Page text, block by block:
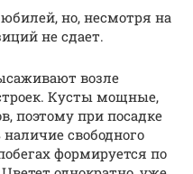
но, несмотря на
не сдает.
возле
Кусты мощные,
поэтому при посадке
свободного
формируется по